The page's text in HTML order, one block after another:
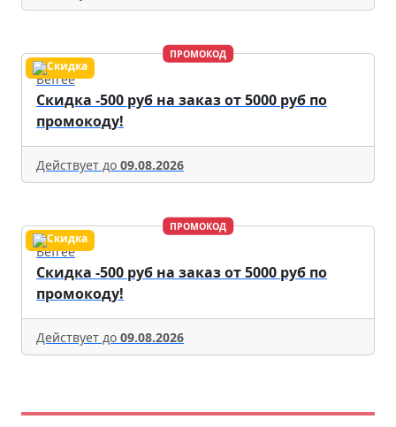
ПРОМОКОД
Befree
Скидка -500 руб на заказ от 5000 руб по
промокоду!
Действует до 09.08.2026
ПРОМОКОД
Befree
Скидка -500 руб на заказ от 5000 руб по
промокоду!
Действует до 09.08.2026